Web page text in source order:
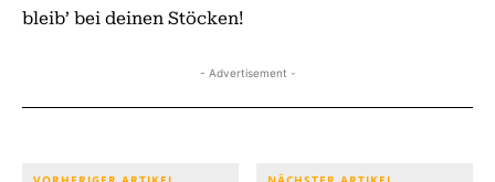
bleib’ bei deinen Stöcken!
- Advertisement -